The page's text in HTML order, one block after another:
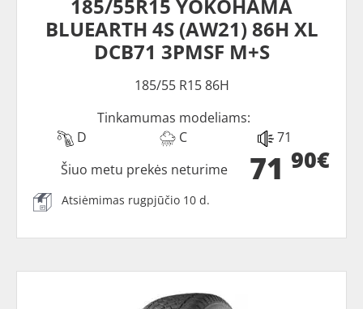
185/55R15 YOKOHAMA
BLUEARTH 4S (AW21) 86H XL
DCB71 3PMSF M+S
185/55 R15 86H
Tinkamumas modeliams:
D
C 71
71 90€
Šiuo metu prekės neturime
Atsiėmimas rugpjūčio 10 d.